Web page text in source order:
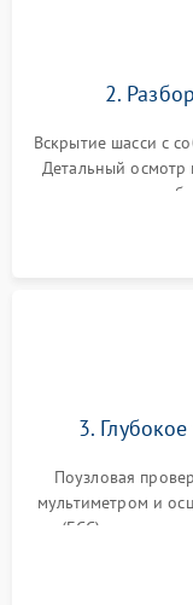
2.
Вскрытие шасси с
Детальный осмотр
контроллеров и
3.
Поузловая
мультиметром и
(ECC) и